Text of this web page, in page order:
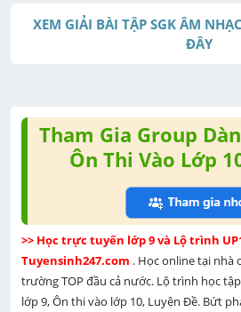
XEM GIẢI BÀI TẬP SGK ÂM
ĐÂY
Tham Gia Group
Ôn Thi Vào Lớp
>> Học trực tuyến lớp 9 và Lộ trình
Tuyensinh247.com . Học online tại nhà
trường TOP đầu cả nước. Lộ trình học
lớp 9, Ôn thi vào lớp 10, Luyện Đề. Bứt